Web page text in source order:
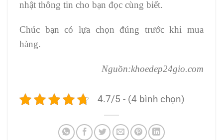
nhật thông tin cho bạn đọc cùng biết.
Chúc bạn có lựa chọn đúng trước khi mua
hàng.
Nguồn:khoedep24gio.com
4.7/5 - (4 bình chọn)